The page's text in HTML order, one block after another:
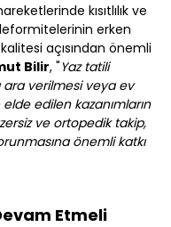
kısıtlılık ve
erken
açısından önemli
Bilir, "Yaz tatili
verilmesi veya ev
edilen kazanımların
ve ortopedik takip,
önemli katkı
Etmeli